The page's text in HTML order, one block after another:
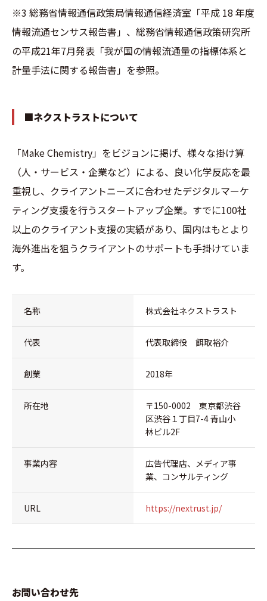
※3 総務省情報通信政策局情報通信経済室「平成 18 年度
情報流通センサス報告書」、総務省情報通信政策研究所
の平成21年7月発表「我が国の情報流通量の指標体系と
計量手法に関する報告書」を参照。
■ネクストラストについて
「Make Chemistry」をビジョンに掲げ、様々な掛け算
（人・サービス・企業など）による、良い化学反応を最
重視し、クライアントニーズに合わせたデジタルマーケ
ティング支援を行うスタートアップ企業。すでに100社
以上のクライアント支援の実績があり、国内はもとより
海外進出を狙うクライアントのサポートも手掛けていま
す。
名称 株式会社ネクストラスト
代表 代表取締役 餌取裕介
創業 2018年
所在地
〒150-0002 東京都渋谷
区渋谷１丁目7-4 青山小
林ビル2F
事業内容
広告代理店、メディア事
業、コンサルティング
URL https://nextrust.jp/
お問い合わせ先